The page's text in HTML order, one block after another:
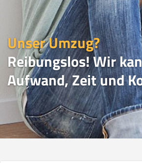
Unser Umzug?
Reibungslos! Wir
Aufwand, Zeit und